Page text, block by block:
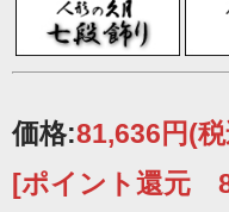
価格:81,636円(
[ポイント還元